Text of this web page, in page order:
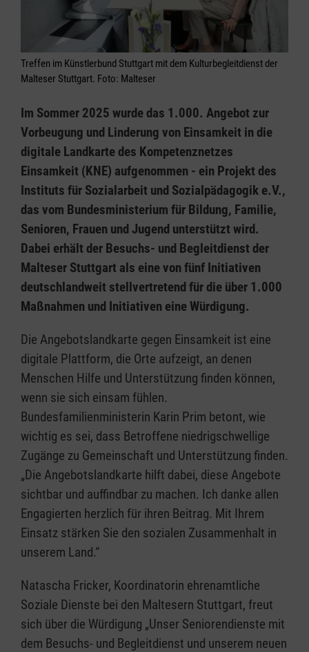
Treffen im Künstlerbund Stuttgart mit dem Kulturbegleitdienst der
Malteser Stuttgart. Foto: Malteser
Im Sommer 2025 wurde das 1.000. Angebot zur
Vorbeugung und Linderung von Einsamkeit in die
digitale Landkarte des Kompetenznetzes
Einsamkeit (KNE) aufgenommen - ein Projekt des
Instituts für Sozialarbeit und Sozialpädagogik e.V.,
das vom Bundesministerium für Bildung, Familie,
Senioren, Frauen und Jugend unterstützt wird.
Dabei erhält der Besuchs- und Begleitdienst der
Malteser Stuttgart als eine von fünf Initiativen
deutschlandweit stellvertretend für die über 1.000
Maßnahmen und Initiativen eine Würdigung.
Die Angebotslandkarte gegen Einsamkeit ist eine
digitale Plattform, die Orte aufzeigt, an denen
Menschen Hilfe und Unterstützung finden können,
wenn sie sich einsam fühlen.
Bundesfamilienministerin Karin Prim betont, wie
wichtig es sei, dass Betroffene niedrigschwellige
Zugänge zu Gemeinschaft und Unterstützung finden.
„Die Angebotslandkarte hilft dabei, diese Angebote
sichtbar und auffindbar zu machen. Ich danke allen
Engagierten herzlich für ihren Beitrag. Mit Ihrem
Einsatz stärken Sie den sozialen Zusammenhalt in
unserem Land.“
Natascha Fricker, Koordinatorin ehrenamtliche
Soziale Dienste bei den Maltesern Stuttgart, freut
sich über die Würdigung „Unser Seniorendienste mit
dem Besuchs- und Begleitdienst und unserem neuen